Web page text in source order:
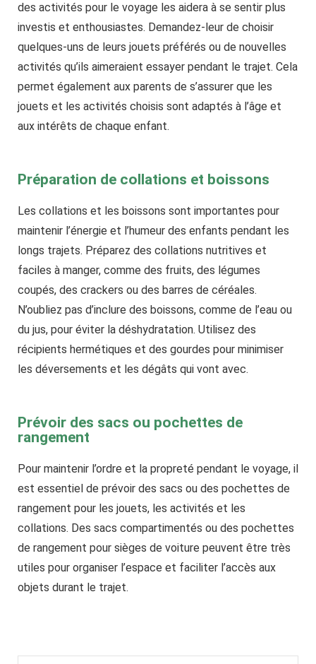
des activités pour le voyage les aidera à se sentir plus
investis et enthousiastes. Demandez-leur de choisir
quelques-uns de leurs jouets préférés ou de nouvelles
activités qu’ils aimeraient essayer pendant le trajet. Cela
permet également aux parents de s’assurer que les
jouets et les activités choisis sont adaptés à l’âge et
aux intérêts de chaque enfant.
Préparation de collations et boissons
Les collations et les boissons sont importantes pour
maintenir l’énergie et l’humeur des enfants pendant les
longs trajets. Préparez des collations nutritives et
faciles à manger, comme des fruits, des légumes
coupés, des crackers ou des barres de céréales.
N’oubliez pas d’inclure des boissons, comme de l’eau ou
du jus, pour éviter la déshydratation. Utilisez des
récipients hermétiques et des gourdes pour minimiser
les déversements et les dégâts qui vont avec.
Prévoir des sacs ou pochettes de
rangement
Pour maintenir l’ordre et la propreté pendant le voyage, il
est essentiel de prévoir des sacs ou des pochettes de
rangement pour les jouets, les activités et les
collations. Des sacs compartimentés ou des pochettes
de rangement pour sièges de voiture peuvent être très
utiles pour organiser l’espace et faciliter l’accès aux
objets durant le trajet.